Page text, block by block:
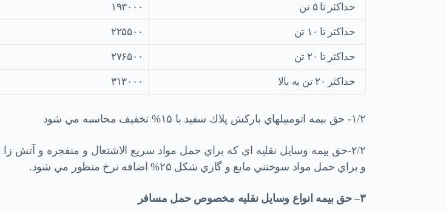
حداكثر تا ۵ تن ۱۹۳۰۰۰
حداكثر تا ۱۰ تن ۲۲۵۵۰۰
حداكثر تا ۲۰ تن ۲۷۶۵۰۰
حداكثر ۲۰ تن به بالا ۳۱۳۰۰۰
۱/۲- حق بيمه اتومبيلهاي باركش پلاك سفيد با ۱۵% تخفيف محاسبه مي شود
و براي حمل مواد سوختني مايع و گازي شكل ۲۵% اضافه نرخ منظور مي شود.
۳–حق بيمه انواع وسايل نقليه مخصوص حمل مسافر